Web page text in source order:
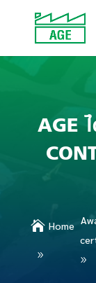
AGE
 Home